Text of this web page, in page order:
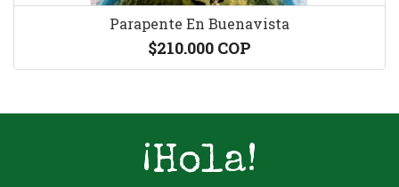
Parapente En Buenavista
$210.000 COP
¡Hola!